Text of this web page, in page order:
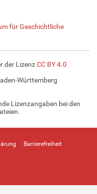
für Geschichtliche
der LizenzCC BY 4.0
Württemberg
Lizenzangaben bei den
Barrierefreiheit